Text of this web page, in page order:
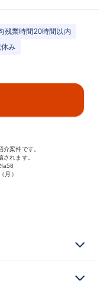
残業時間20時間以内
み
案件です。
れます。
月）